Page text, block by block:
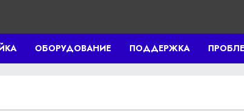
ОБОРУДОВАНИЕ ПОДДЕРЖКА